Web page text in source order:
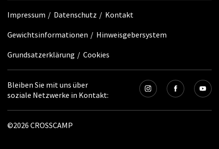
Impressum Datenschutz Kontakt
Gewichtsinformationen Hinweisgebersystem
Grundsatzerklärung Cookies
Bleiben Sie mit uns über
soziale Netzwerke in Kontakt:
©2026 CROSSCAMP